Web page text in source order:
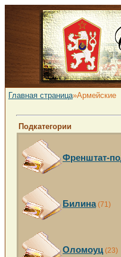
Главная страница»Армейские
Подкатегории
Френштат-
Билина(71)
Оломоуц (23)